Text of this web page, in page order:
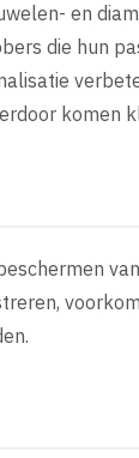
en
die hun
komen